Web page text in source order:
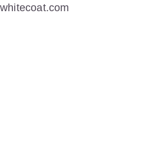
whitecoat.com